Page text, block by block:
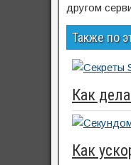
другом
Также по
Как
Как